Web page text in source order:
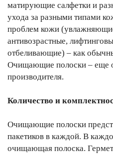
матирующие салфетки и
ухода за разными типами
проблем кожи
антивозрастные,
отбеливающие) – как
Очищающие полоски – еще
производителя.
Количество и
Очищающие полоски
пакетиков в каждой. В
очищающая полоска.